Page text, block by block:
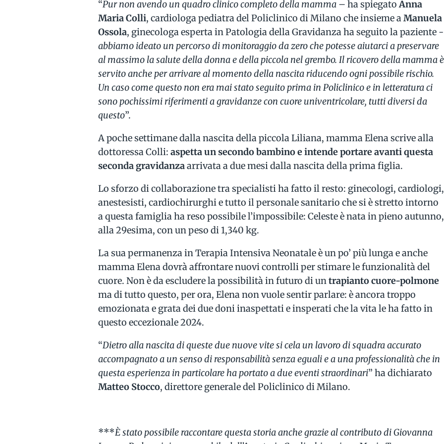
“Pur non avendo un quadro clinico completo della mamma – ha spiegatoAnna
Maria Colli, cardiologa pediatra del Policlinico di Milano che insieme aManuela
Ossola, ginecologa esperta in Patologia della Gravidanza ha seguito la paziente -
abbiamo ideato un percorso di monitoraggio da zero che potesse aiutarci a preservare
al massimo la salute della donna e della piccola nel grembo. Il ricovero della mamma è
servito anche per arrivare al momento della nascita riducendo ogni possibile rischio.
Un caso come questo non era mai stato seguito prima in Policlinico e in letteratura ci
sono pochissimi riferimenti a gravidanze con cuore univentricolare, tutti diversi da
questo”.
A poche settimane dalla nascita della piccola Liliana, mamma Elena scrive alla
dottoressa Colli:aspetta un secondo bambino e intende portare avanti questa
seconda gravidanzaarrivata a due mesi dalla nascita della prima figlia.
Lo sforzo di collaborazione tra specialisti ha fatto il resto: ginecologi, cardiologi,
anestesisti, cardiochirurghi e tutto il personale sanitario che si è stretto intorno
a questa famiglia ha reso possibile l’impossibile: Celeste è nata in pieno autunno,
alla 29esima, con un peso di 1,340 kg.
La sua permanenza in Terapia Intensiva Neonatale è un po’ più lunga e anche
mamma Elena dovrà affrontare nuovi controlli per stimare le funzionalità del
cuore. Non è da escludere la possibilità in futuro di untrapianto cuore-polmone
ma di tutto questo, per ora, Elena non vuole sentir parlare: è ancora troppo
emozionata e grata dei due doni inaspettati e insperati che la vita le ha fatto in
questo eccezionale 2024.
“Dietro alla nascita di queste due nuove vite si cela un lavoro di squadra accurato
accompagnato a un senso di responsabilità senza eguali e a una professionalità che in
questa esperienza in particolare ha portato a due eventi straordinari” ha dichiarato
Matteo Stocco, direttore generale del Policlinico di Milano.
***È stato possibile raccontare questa storia anche grazie al contributo di Giovanna